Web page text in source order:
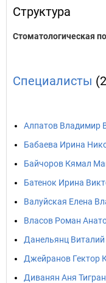
Структура
Стоматологическая
Специалисты
Алпатов Владимир
Бабаева Ирина
Байчоров Кямал
Батенок Ирина
Валуйская Елена
Власов Роман
Данельянц
Джейранов Гектор
Диванян Аня